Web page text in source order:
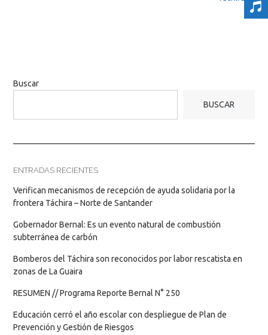
Buscar
BUSCAR
ENTRADAS RECIENTES
Verifican mecanismos de recepción de ayuda solidaria por la
frontera Táchira – Norte de Santander
Gobernador Bernal: Es un evento natural de combustión
subterránea de carbón
Bomberos del Táchira son reconocidos por labor rescatista en
zonas de La Guaira
RESUMEN // Programa Reporte Bernal N° 250
Educación cerró el año escolar con despliegue de Plan de
Prevención y Gestión de Riesgos